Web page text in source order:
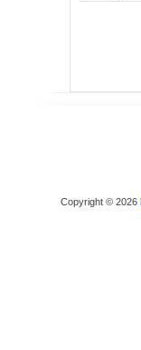
Copyright © 2026